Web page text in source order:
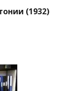
(1932)